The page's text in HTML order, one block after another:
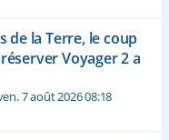
de la Terre, le coup
Voyager 2 a
7 août 2026 08:18